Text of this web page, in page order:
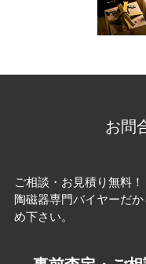
お問
ご相談・お見積り無料
陶磁器専門バイヤーだ
め下さい。